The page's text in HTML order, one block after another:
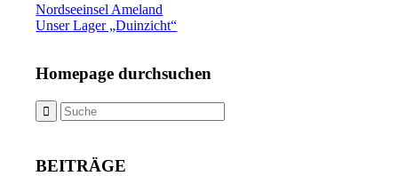
Nordseeinsel Ameland
Unser Lager „Duinzicht“
Homepage durchsuchen
BEITRÄGE